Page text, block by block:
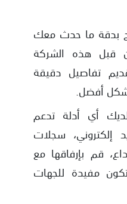
بدقة ما حدث معك
قبل هذه الشركة
تفاصيل دقيقة
أفضل.
أي أدلة تدعم
إلكتروني، سجلات
قم بإرفاقها مع
مفيدة للجهات